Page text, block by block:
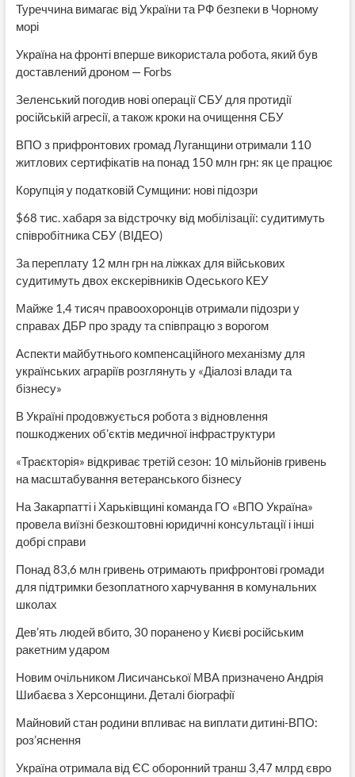
Туреччина вимагає від України та РФ безпеки в Чорному
морі
Україна на фронті вперше використала робота, який був
доставлений дроном — Forbs
Зеленський погодив нові операції СБУ для протидії
російській агресії, а також кроки на очищення СБУ
ВПО з прифронтових громад Луганщини отримали 110
житлових сертифікатів на понад 150 млн грн: як це працює
Корупція у податковій Сумщини: нові підозри
$68 тис. хабаря за відстрочку від мобілізації: судитимуть
співробітника СБУ (ВІДЕО)
За переплату 12 млн грн на ліжках для військових
судитимуть двох екскерівників Одеського КЕУ
Майже 1,4 тисяч правоохоронців отримали підозри у
справах ДБР про зраду та співпрацю з ворогом
Аспекти майбутнього компенсаційного механізму для
українських аграріїв розглянуть у «Діалозі влади та
бізнесу»
В Україні продовжується робота з відновлення
пошкоджених об’єктів медичної інфраструктури
«Траєкторія» відкриває третій сезон: 10 мільйонів гривень
на масштабування ветеранського бізнесу
На Закарпатті і Харьківщині команда ГО «ВПО Україна»
провела виїзні безкоштовні юридичні консультації і інші
добрі справи
Понад 83,6 млн гривень отримають прифронтові громади
для підтримки безоплатного харчування в комунальних
школах
Дев’ять людей вбито, 30 поранено у Києві російським
ракетним ударом
Новим очільником Лисичанської МВА призначено Андрія
Шибаєва з Херсонщини. Деталі біографії
Майновий стан родини впливає на виплати дитині-ВПО:
роз’яснення
Україна отримала від ЄС оборонний транш 3,47 млрд євро